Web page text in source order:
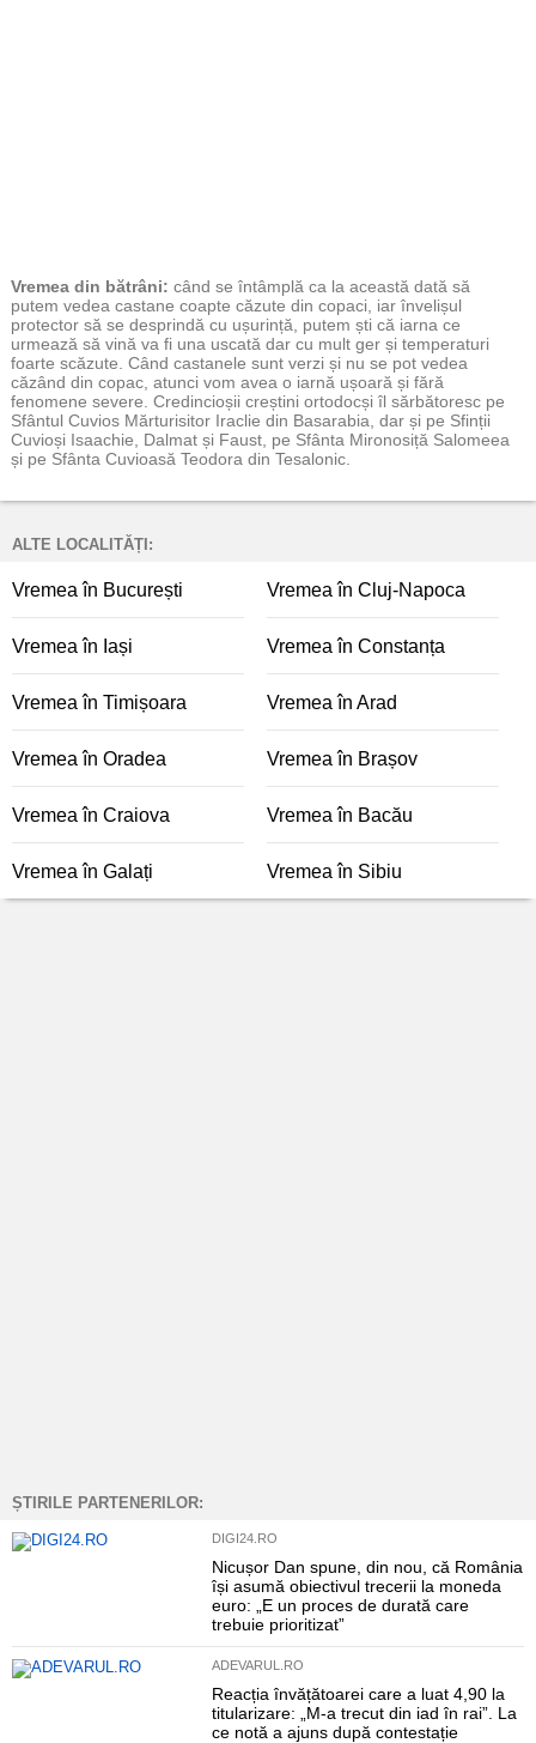
Vremea din bătrâni: când se întâmplă ca la această dată să
putem vedea castane coapte căzute din copaci, iar învelișul
protector să se desprindă cu ușurință, putem ști că iarna ce
urmează să vină va fi una uscată dar cu mult ger și temperaturi
foarte scăzute. Când castanele sunt verzi și nu se pot vedea
căzând din copac, atunci vom avea o iarnă ușoară și fără
fenomene severe. Credincioșii creștini ortodocși îl sărbătoresc pe
Sfântul Cuvios Mărturisitor Iraclie din Basarabia, dar și pe Sfinții
Cuvioși Isaachie, Dalmat și Faust, pe Sfânta Mironosiță Salomeea
și pe Sfânta Cuvioasă Teodora din Tesalonic.
ALTE LOCALITĂȚI:
Vremea în București Vremea în Cluj-Napoca
Vremea în Iași Vremea în Constanța
Vremea în Timișoara Vremea în Arad
Vremea în Oradea Vremea în Brașov
Vremea în Craiova Vremea în Bacău
Vremea în Galați Vremea în Sibiu
ȘTIRILE PARTENERILOR:
DIGI24.RO
Nicușor Dan spune, din nou, că România
își asumă obiectivul trecerii la moneda
euro: „E un proces de durată care
trebuie prioritizat”
ADEVARUL.RO
Reacția învățătoarei care a luat 4,90 la
titularizare: „M-a trecut din iad în rai”. La
ce notă a ajuns după contestație